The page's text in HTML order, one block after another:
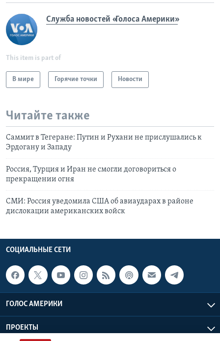
Служба новостей «Голоса Америки»
This item is part of
В мире Горячие точки Новости
Читайте также
Саммит в Тегеране: Путин и Рухани не прислушались к
Эрдогану и Западу
Россия, Турция и Иран не смогли договориться о
прекращении огня
СМИ: Россия уведомила США об авиаударах в районе
дислокации американских войск
СОЦИАЛЬНЫЕ СЕТИ
ГОЛОС АМЕРИКИ
ПРОЕКТЫ